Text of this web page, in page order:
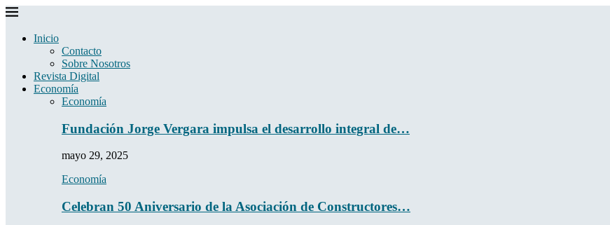
Inicio
Contacto
Sobre Nosotros
Revista Digital
Economía
Economía
Fundación Jorge Vergara impulsa el desarrollo integral de…
mayo 29, 2025
Economía
Celebran 50 Aniversario de la Asociación de Constructores…